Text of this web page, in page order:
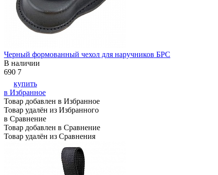
Черный формованный чехол для наручников БРС
В наличии
690 7
купить
в Избранное
Товар добавлен в Избранное
Товар удалён из Избранного
в Сравнение
Товар добавлен в Сравнение
Товар удалён из Сравнения